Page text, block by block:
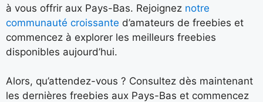
à vous offrir aux Pays-Bas. Rejoignez notre
communauté croissante d’amateurs de freebies et
commencez à explorer les meilleurs freebies
disponibles aujourd’hui.
Alors, qu’attendez-vous ? Consultez dès maintenant
les dernières freebies aux Pays-Bas et commencez